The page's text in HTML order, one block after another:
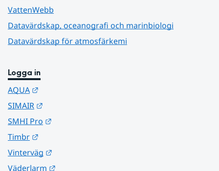
VattenWebb
Datavärdskap, oceanografi och marinbiologi
Datavärdskap för atmosfärkemi
Logga in
AQUA
SIMAIR
SMHI Pro
Timbr
Vinterväg
Väderlarm